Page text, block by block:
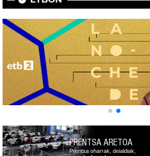
PRENTSA ARETOA
Prentsa oharrak, deialdiak,